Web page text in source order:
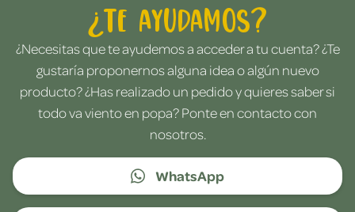
¿Te ayudamos?
¿Necesitas que te ayudemos a acceder a tu cuenta? ¿Te
gustaría proponernos alguna idea o algún nuevo
producto? ¿Has realizado un pedido y quieres saber si
todo va viento en popa? Ponte en contacto con
nosotros.
WhatsApp